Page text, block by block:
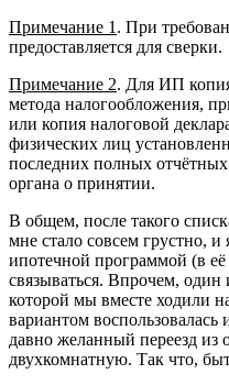
Примечание 1 . При
предоставляется для сверки.
Примечание 2. Для ИП
метода налогообложения,
или копия налоговой
физических лиц
последних полных
органа о принятии.
В общем, после такого
мне стало совсем грустно,
ипотечной программой (в
связываться. Впрочем, один
которой мы вместе ходили
вариантом воспользовалась
давно желанный переезд из
двухкомнатную. Так что,